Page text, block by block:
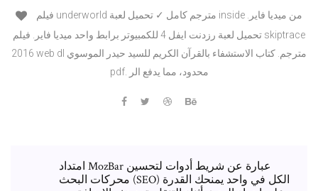
تحميل لعبة رزدنت ايفل 4 للكمبيوتر برابط واحد ميديا فاير. فيلم skiptrace
2016 web dl مترجم. كتاب الاستشفاء بالقرآن الكريم للسيد حيدر الموسوي
pdf. محدود، مما يدفع الر
امتداد MozBar عبارة عن شريط أدوات لتحسين
محركات البحث (SEO) الكل في واحد يمنحك القدرة